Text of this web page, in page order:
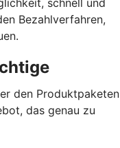
Bezahlverfahren,
den Produktpaketen
das genau zu